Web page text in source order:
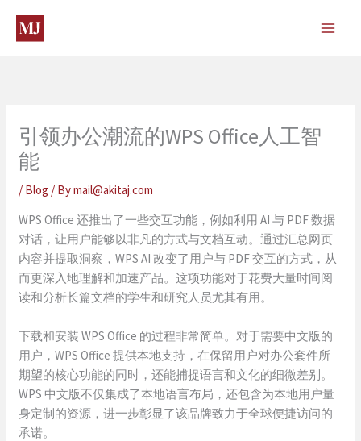
content
引领办公潮流的WPS Office人工智
能
/ Blog / Bymail@akitaj.com
WPS Office 还推出了一些交互功能，例如利用 AI 与 PDF 数据
对话，让用户能够以非凡的方式与文档互动。通过汇总网页
内容并提取洞察，WPS AI 改变了用户与 PDF 交互的方式，从
而更深入地理解和加速产品。这项功能对于花费大量时间阅
读和分析长篇文档的学生和研究人员尤其有用。
下载和安装 WPS Office 的过程非常简单。对于需要中文版的
用户，WPS Office 提供本地支持，在保留用户对办公套件所
期望的核心功能的同时，还能捕捉语言和文化的细微差别。
WPS 中文版不仅集成了本地语言布局，还包含为本地用户量
身定制的资源，进一步彰显了该品牌致力于全球便捷访问的
承诺。